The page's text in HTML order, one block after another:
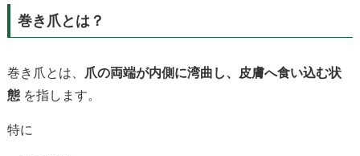
巻き爪とは？
巻き爪とは、
爪の両端が内側に湾曲し、皮膚へ食い込む状
態を指します。
特に